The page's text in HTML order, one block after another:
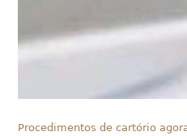
Procedimentos de cartório